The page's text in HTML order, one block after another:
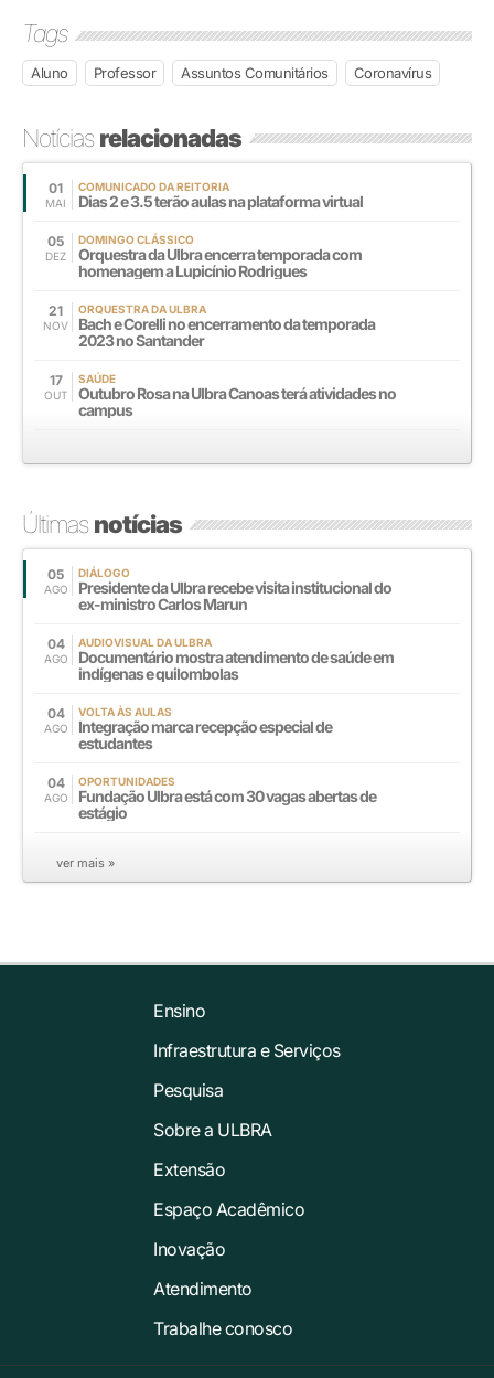
Tags
Aluno Professor Assuntos Comunitários Coronavírus
Notíciasrelacionadas
01
MAI
COMUNICADO DA REITORIA
Dias 2 e 3.5 terão aulas na plataforma virtual
05
DEZ
DOMINGO CLÁSSICO
Orquestra da Ulbra encerra temporada com
homenagem a Lupicínio Rodrigues
21
NOV
ORQUESTRA DA ULBRA
Bach e Corelli no encerramento da temporada
2023 no Santander
17
OUT
SAÚDE
Outubro Rosa na Ulbra Canoas terá atividades no
campus
Últimasnotícias
05
AGO
DIÁLOGO
Presidente da Ulbra recebe visita institucional do
ex-ministro Carlos Marun
04
AGO
AUDIOVISUAL DA ULBRA
Documentário mostra atendimento de saúde em
indígenas e quilombolas
04
AGO
VOLTA ÀS AULAS
Integração marca recepção especial de
estudantes
04
AGO
OPORTUNIDADES
Fundação Ulbra está com 30 vagas abertas de
estágio
ver mais »
Ensino
Infraestrutura e Serviços
Pesquisa
Sobre a ULBRA
Extensão
Espaço Acadêmico
Inovação
Atendimento
Trabalhe conosco